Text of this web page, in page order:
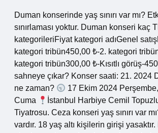
Duman konserinde yaş sınırı var mı?
sınırlaması yoktur. Duman konseri kaç
kategorileriFiyat kategori adıGenel
kategori tribün450,00 ₺-2. kategori
kategori tribün300,00 ₺-Kısıtlı görüş-
sahneye çıkar? Konser saati: 21. 2024
ne zaman?
17 Ekim 2024
Cuma
İstanbul Harbiye Cemil
Tiyatrosu. Ceza konseri yaş sınırı var
vardır. 18 yaş altı kişilerin girişi